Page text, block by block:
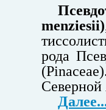
menziesii)
рода